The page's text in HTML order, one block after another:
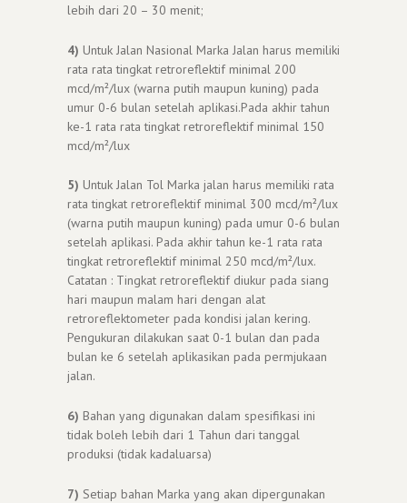
lebih dari 20 – 30 menit;
4) Untuk Jalan Nasional Marka Jalan harus memiliki
rata rata tingkat retroreflektif minimal 200
mcd/m²/lux (warna putih maupun kuning) pada
umur 0-6 bulan setelah aplikasi.Pada akhir tahun
ke-1 rata rata tingkat retroreflektif minimal 150
mcd/m²/lux
5) Untuk Jalan Tol Marka jalan harus memiliki rata
rata tingkat retroreflektif minimal 300 mcd/m²/lux
(warna putih maupun kuning) pada umur 0-6 bulan
setelah aplikasi. Pada akhir tahun ke-1 rata rata
tingkat retroreflektif minimal 250 mcd/m²/lux.
Catatan : Tingkat retroreflektif diukur pada siang
hari maupun malam hari dengan alat
retroreflektometer pada kondisi jalan kering.
Pengukuran dilakukan saat 0-1 bulan dan pada
bulan ke 6 setelah aplikasikan pada permjukaan
jalan.
6) Bahan yang digunakan dalam spesifikasi ini
tidak boleh lebih dari 1 Tahun dari tanggal
produksi (tidak kadaluarsa)
7) Setiap bahan Marka yang akan dipergunakan